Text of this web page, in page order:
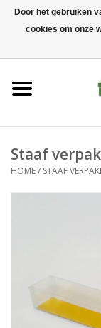
Bewerkingen
Staaf
HOME/ STAAF
Door het gebruiken
cookies om onze